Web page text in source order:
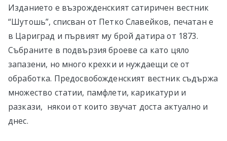
Изданието е възрожденският сатиричен вестник
“Шутошь”, списван от Петко Славейков, печатан е
в Цариград и първият му брой датира от 1873.
Събраните в подвързия броеве са като цяло
запазени, но много крехки и нуждаещи се от
обработка. Предосвобожденският вестник съдържа
множество статии, памфлети, карикатури и
разкази, някои от които звучат доста актуалнo и
днес.